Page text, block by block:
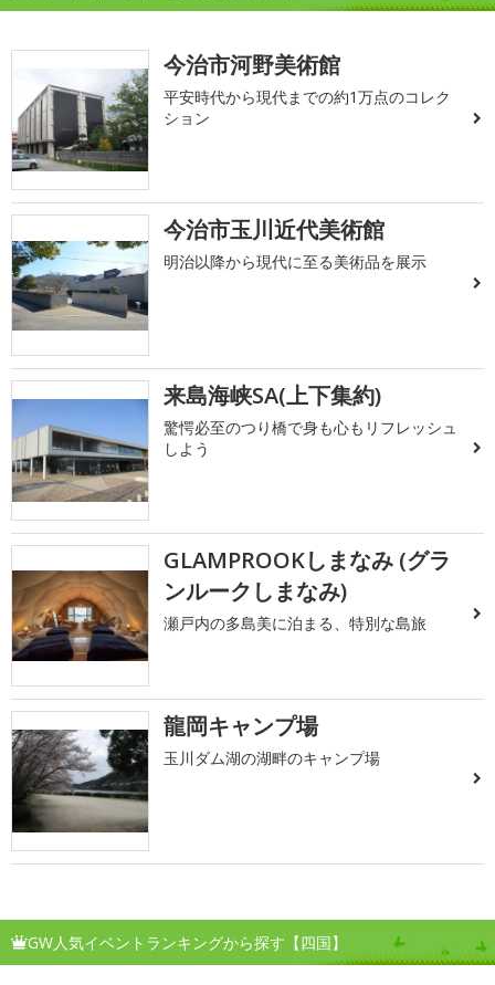
今治市河野美術館
平安時代から現代までの約1万点のコレク
ション
今治市玉川近代美術館
明治以降から現代に至る美術品を展示
来島海峡SA(上下集約)
驚愕必至のつり橋で身も心もリフレッシュ
しよう
GLAMPROOKしまなみ (グラ
ンルークしまなみ)
瀬戸内の多島美に泊まる、特別な島旅
龍岡キャンプ場
玉川ダム湖の湖畔のキャンプ場
GW人気イベントランキングから探す【四国】